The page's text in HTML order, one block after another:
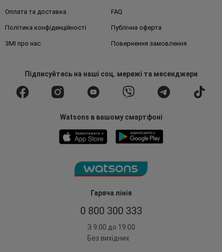
Гаряча лінія
0 800 300 333
З 9:00 до 19:00
Без вихідних
Оплата та доставка FAQ
Політика конфіденційності Публічна оферта
ЗМІ про нас Повернення замовлення
Підписуйтесьна наші соц. мережі та месенджери
Watsons в вашому смартфоні